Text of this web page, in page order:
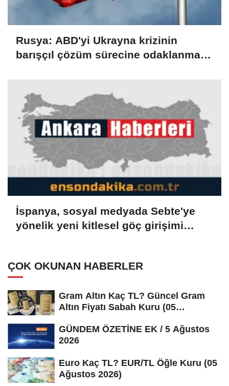
Rusya: ABD'yi Ukrayna krizinin
barışçıl çözüm sürecine odaklanmaya
İspanya, sosyal medyada Sebte'ye
yönelik yeni kitlesel göç girişimi
ÇOK OKUNAN HABERLER
Gram Altın Kaç TL? Güncel Gram
Altın Fiyatı Sabah Kuru (05
GÜNDEM ÖZETİNE EK / 5 Ağustos
2026
Euro Kaç TL? EUR/TL Öğle Kuru (05
Ağustos 2026)